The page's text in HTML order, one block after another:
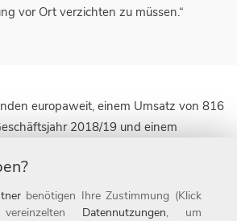
vor Ort verzichten zu müssen.“
europaweit, einem Umsatz von 816
2018/19 und einem
Omnichannel-Unternehmen für die
Unternehmensgruppe ist derzeit mit
darunter die 1907 gegründete
benötigen Ihre Zustimmung (Klick
Datennutzungen, um